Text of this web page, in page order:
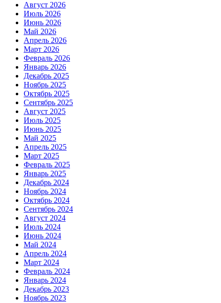
Август 2026
Июль 2026
Июнь 2026
Май 2026
Апрель 2026
Март 2026
Февраль 2026
Январь 2026
Декабрь 2025
Ноябрь 2025
Октябрь 2025
Сентябрь 2025
Август 2025
Июль 2025
Июнь 2025
Май 2025
Апрель 2025
Март 2025
Февраль 2025
Январь 2025
Декабрь 2024
Ноябрь 2024
Октябрь 2024
Сентябрь 2024
Август 2024
Июль 2024
Июнь 2024
Май 2024
Апрель 2024
Март 2024
Февраль 2024
Январь 2024
Декабрь 2023
Ноябрь 2023